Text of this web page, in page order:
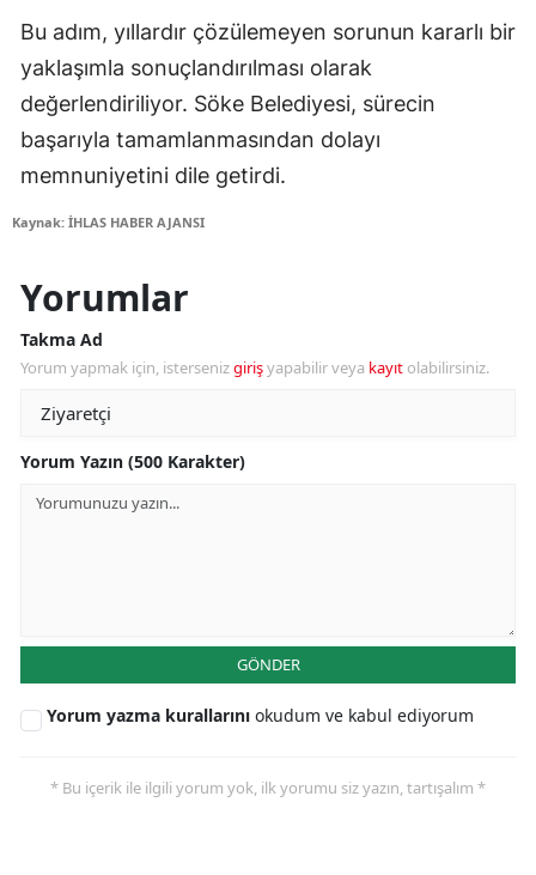
Bu adım, yıllardır çözülemeyen sorunun kararlı bir
yaklaşımla sonuçlandırılması olarak
değerlendiriliyor. Söke Belediyesi, sürecin
başarıyla tamamlanmasından dolayı
memnuniyetini dile getirdi.
Kaynak: İHLAS HABER AJANSI
Yorumlar
Takma Ad
Yorum yapmak için, istersenizgirişyapabilir veya kayıt olabilirsiniz.
Yorum Yazın (500 Karakter)
GÖNDER
Yorum yazma kurallarını okudum ve kabul ediyorum
* Bu içerik ile ilgili yorum yok, ilk yorumu siz yazın, tartışalım *